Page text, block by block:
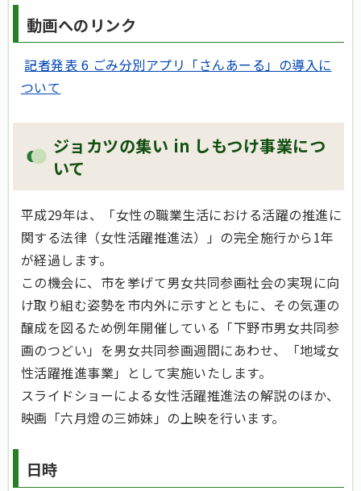
動画へのリンク
記者発表 6 ごみ分別アプリ「さんあーる」の導入に
ついて
ジョカツの集い in しもつけ事業につ
いて
平成29年は、「女性の職業生活における活躍の推進に
関する法律（女性活躍推進法）」の完全施行から1年
が経過します。
この機会に、市を挙げて男女共同参画社会の実現に向
け取り組む姿勢を市内外に示すとともに、その気運の
醸成を図るため例年開催している「下野市男女共同参
画のつどい」を男女共同参画週間にあわせ、「地域女
性活躍推進事業」として実施いたします。
スライドショーによる女性活躍推進法の解説のほか、
映画「六月燈の三姉妹」の上映を行います。
日時